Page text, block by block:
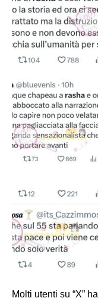
Molti utenti su “X”